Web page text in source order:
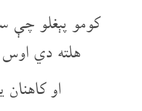
کومو پېغلو چې
هلته دي
او